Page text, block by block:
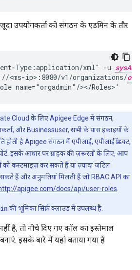
उपयोगकर्ता को संगठन के एडमिन के तौर
Type:application/xml" -u
<ms-ip>:8080/v1/organizations/
name="orgadmin"/></Roles>'
Cloud के लिए Apigee Edge में संगठन,
और Businessuser, सभी के पास इकाइयों के
होती है Apigee संगठन में एपीआई, एपीआई प्रॉडक्ट,
इसके आधार पर ग्राहक की ज़रूरतों के लिए, आप
कस्टमाइज़ कर सकते हैं या ज़्यादा जटिल
हैं और अनुमतियां मिलती हैं जो RBAC API का
apigee.com/docs/api/user-roles
की भूमिका सिर्फ़ क्लाउड में उपलब्ध है.
है, तो नीचे दिए गए कॉल का इस्तेमाल
इसके बारे में यहां बताया गया है